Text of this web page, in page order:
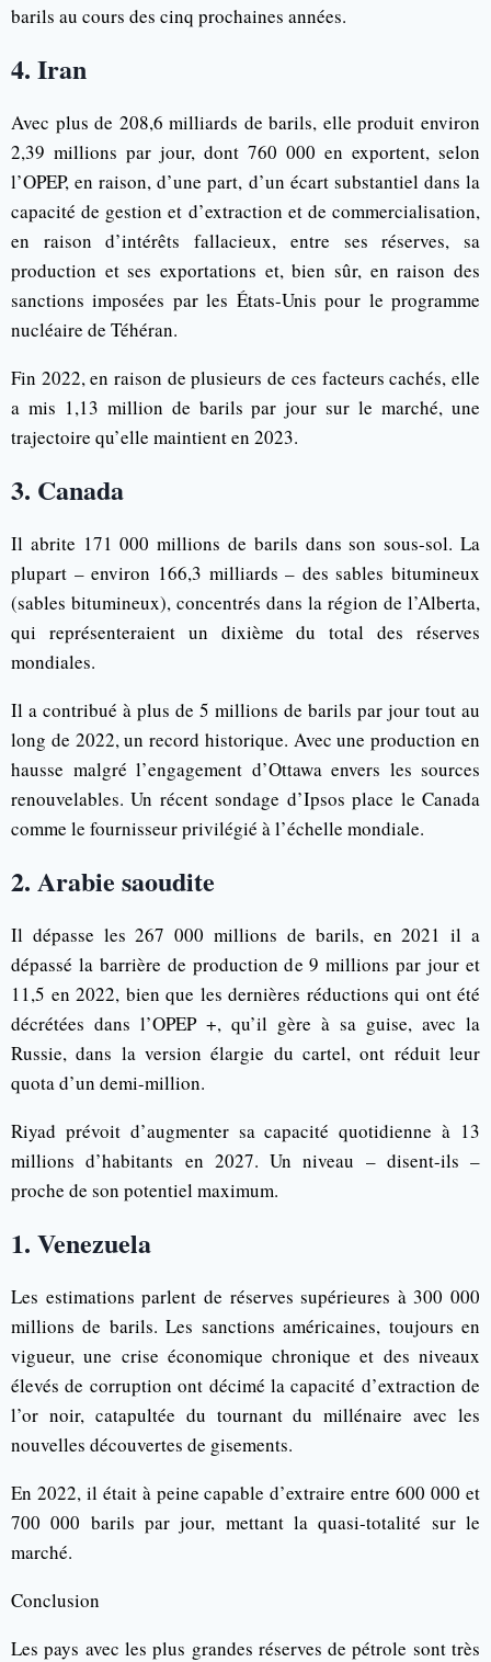
barils au cours des cinq prochaines années.
4. Iran
Avec plus de 208,6 milliards de barils, elle produit environ
2,39 millions par jour, dont 760 000 en exportent, selon
l’OPEP, en raison, d’une part, d’un écart substantiel dans la
capacité de gestion et d’extraction et de commercialisation,
en raison d’intérêts fallacieux, entre ses réserves, sa
production et ses exportations et, bien sûr, en raison des
sanctions imposées par les États-Unis pour le programme
nucléaire de Téhéran.
Fin 2022, en raison de plusieurs de ces facteurs cachés, elle
a mis 1,13 million de barils par jour sur le marché, une
trajectoire qu’elle maintient en 2023.
3. Canada
Il abrite 171 000 millions de barils dans son sous-sol. La
plupart – environ 166,3 milliards – des sables bitumineux
(sables bitumineux), concentrés dans la région de l’Alberta,
qui représenteraient un dixième du total des réserves
mondiales.
Il a contribué à plus de 5 millions de barils par jour tout au
long de 2022, un record historique. Avec une production en
hausse malgré l’engagement d’Ottawa envers les sources
renouvelables. Un récent sondage d’Ipsos place le Canada
comme le fournisseur privilégié à l’échelle mondiale.
2. Arabie saoudite
Il dépasse les 267 000 millions de barils, en 2021 il a
dépassé la barrière de production de 9 millions par jour et
11,5 en 2022, bien que les dernières réductions qui ont été
décrétées dans l’OPEP +, qu’il gère à sa guise, avec la
Russie, dans la version élargie du cartel, ont réduit leur
quota d’un demi-million.
Riyad prévoit d’augmenter sa capacité quotidienne à 13
millions d’habitants en 2027. Un niveau – disent-ils –
proche de son potentiel maximum.
1. Venezuela
Les estimations parlent de réserves supérieures à 300 000
millions de barils. Les sanctions américaines, toujours en
vigueur, une crise économique chronique et des niveaux
élevés de corruption ont décimé la capacité d’extraction de
l’or noir, catapultée du tournant du millénaire avec les
nouvelles découvertes de gisements.
En 2022, il était à peine capable d’extraire entre 600 000 et
700 000 barils par jour, mettant la quasi-totalité sur le
marché.
Conclusion
Les pays avec les plus grandes réserves de pétrole sont très